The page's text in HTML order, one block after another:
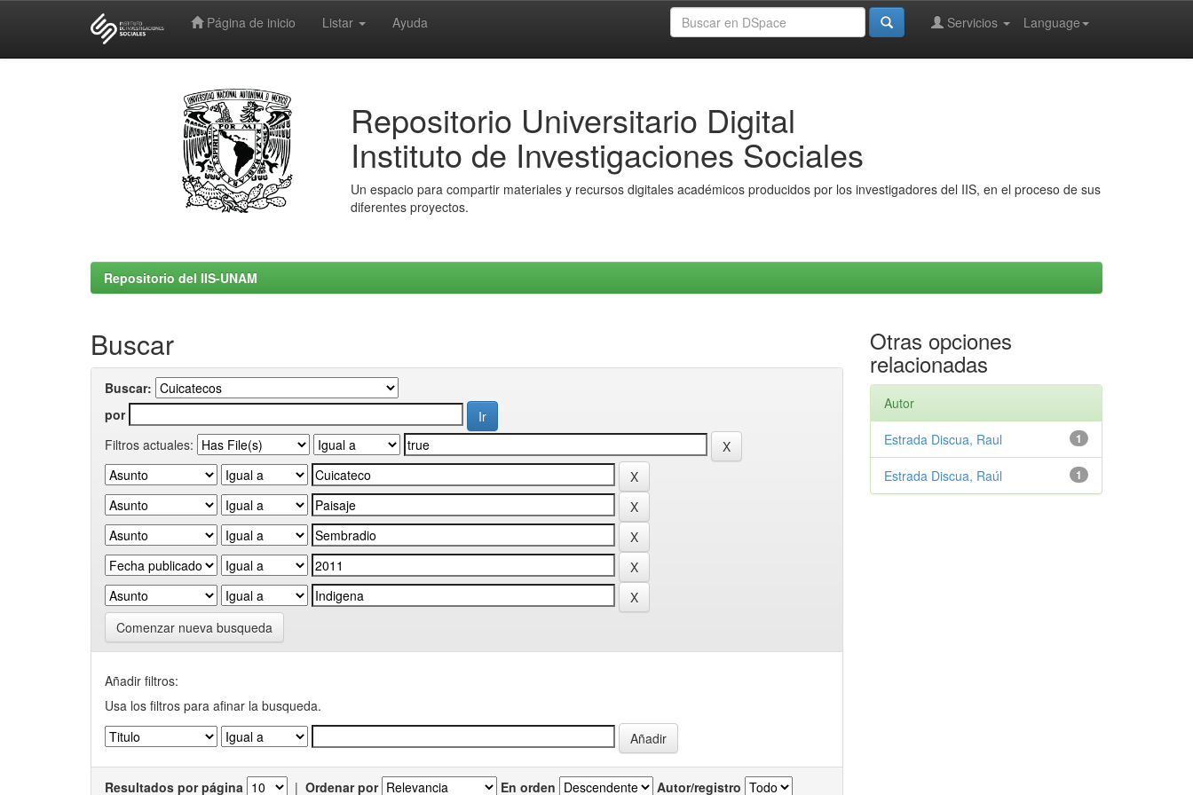
Página de inicio Listar Ayuda Language
Servicios
Repositorio Universitario Digital
Instituto de Investigaciones Sociales
Un espacio para compartir materiales y recursos digitales académicos producidos por los investigadores del IIS, en el proceso de sus
diferentes proyectos.
Repositorio del IIS-UNAM
Buscar
Buscar:
por
Filtros actuales:
Comenzar nueva busqueda
Añadir filtros:
Usa los filtros para afinar la busqueda.
Resultados por página | Ordenar por En orden Autor/registro
Otras opciones
relacionadas
Autor
1
Estrada Discua, Raul
1
Estrada Discua, Raúl